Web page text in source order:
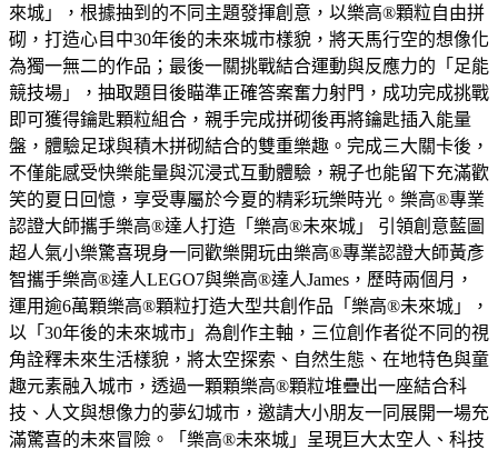
來城」，根據抽到的不同主題發揮創意，以樂高®顆粒自由拼
砌，打造心目中30年後的未來城市樣貌，將天馬行空的想像化
為獨一無二的作品；最後一關挑戰結合運動與反應力的「足能
競技場」，抽取題目後瞄準正確答案奮力射門，成功完成挑戰
即可獲得鑰匙顆粒組合，親手完成拼砌後再將鑰匙插入能量
盤，體驗足球與積木拼砌結合的雙重樂趣。完成三大關卡後，
不僅能感受快樂能量與沉浸式互動體驗，親子也能留下充滿歡
笑的夏日回憶，享受專屬於今夏的精彩玩樂時光。樂高®專業
認證大師攜手樂高®達人打造「樂高®未來城」 引領創意藍圖
超人氣小樂驚喜現身一同歡樂開玩由樂高®專業認證大師黃彥
智攜手樂高®達人LEGO7與樂高®達人James，歷時兩個月，
運用逾6萬顆樂高®顆粒打造大型共創作品「樂高®未來城」，
以「30年後的未來城市」為創作主軸，三位創作者從不同的視
角詮釋未來生活樣貌，將太空探索、自然生態、在地特色與童
趣元素融入城市，透過一顆顆樂高®顆粒堆疊出一座結合科
技、人文與想像力的夢幻城市，邀請大小朋友一同展開一場充
滿驚喜的未來冒險。「樂高®未來城」呈現巨大太空人、科技